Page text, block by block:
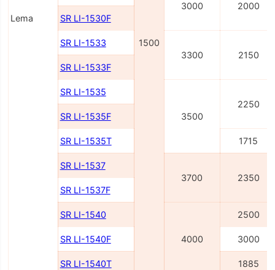
Lema
1500
3000
2000
SR LI-1530F
SR LI-1533
3300
2150
SR LI-1533F
SR LI-1535
3500
2250
SR LI-1535F
SR LI-1535T 1715
SR LI-1537
3700
2350
SR LI-1537F
SR LI-1540
4000
2500
SR LI-1540F 3000
SR LI-1540Т 1885